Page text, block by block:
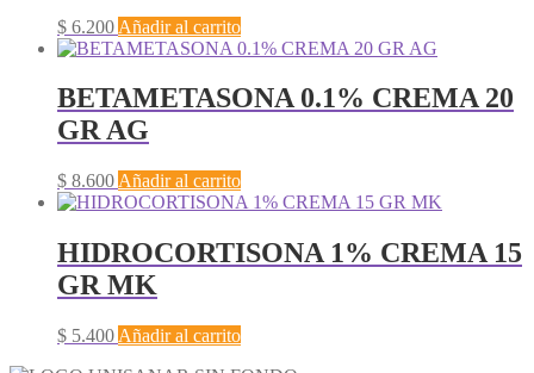
$ 6.200 Añadir al carrito
BETAMETASONA 0.1% CREMA 20
GR AG
$ 8.600 Añadir al carrito
HIDROCORTISONA 1% CREMA 15
GR MK
$ 5.400 Añadir al carrito